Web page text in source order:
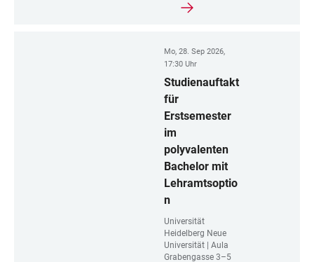
Mo, 28. Sep 2026,
17:30 Uhr
Studienauftakt
für
Erstsemester
im
polyvalenten
Bachelor mit
Lehramtsoptio
n
Universität
Heidelberg Neue
Universität | Aula
Grabengasse 3–5